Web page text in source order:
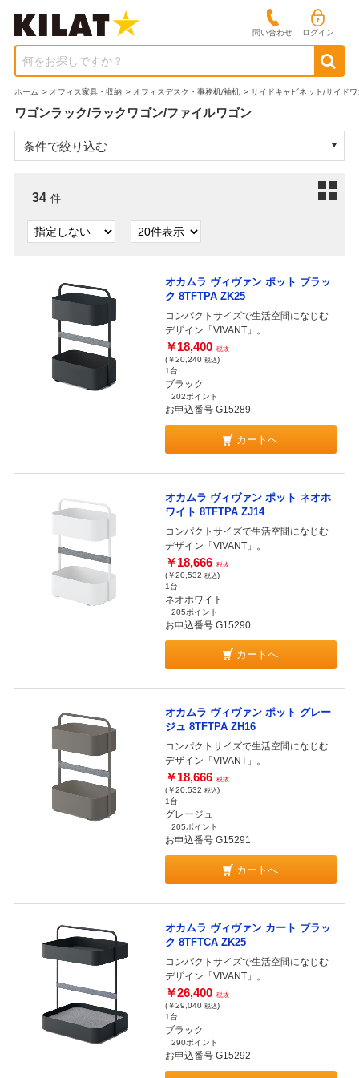
問い合わせ ログイン
何をお探しですか？
ホーム > オフィス家具・収納 > オフィスデスク・事務机/袖机 > サイドキャビネット/サイド
ワゴンラック/ラックワゴン/ファイルワゴン
条件で絞り込む
34 件
オカムラ ヴィヴァン ポット ブラッ
ク 8TFTPA ZK25
コンパクトサイズで生活空間になじむ
デザイン「VIVANT」。
￥18,400 税抜
(￥20,240 税込)
1台
ブラック
202ポイント
お申込番号 G15289
カートへ
オカムラ ヴィヴァン ポット ネオホ
ワイト 8TFTPA ZJ14
コンパクトサイズで生活空間になじむ
デザイン「VIVANT」。
￥18,666 税抜
(￥20,532 税込)
1台
ネオホワイト
205ポイント
お申込番号 G15290
カートへ
オカムラ ヴィヴァン ポット グレー
ジュ 8TFTPA ZH16
コンパクトサイズで生活空間になじむ
デザイン「VIVANT」。
￥18,666 税抜
(￥20,532 税込)
1台
グレージュ
205ポイント
お申込番号 G15291
カートへ
オカムラ ヴィヴァン カート ブラッ
ク 8TFTCA ZK25
コンパクトサイズで生活空間になじむ
デザイン「VIVANT」。
￥26,400 税抜
(￥29,040 税込)
1台
ブラック
290ポイント
お申込番号 G15292